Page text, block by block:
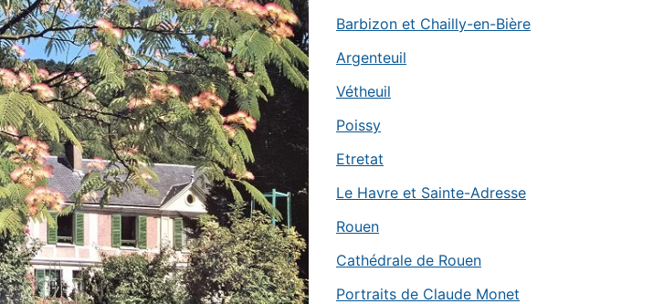
Barbizon et Chailly-en-Bière
Argenteuil
Vétheuil
Poissy
Etretat
Le Havre et Sainte-Adresse
Rouen
Cathédrale de Rouen
Portraits de Claude Monet